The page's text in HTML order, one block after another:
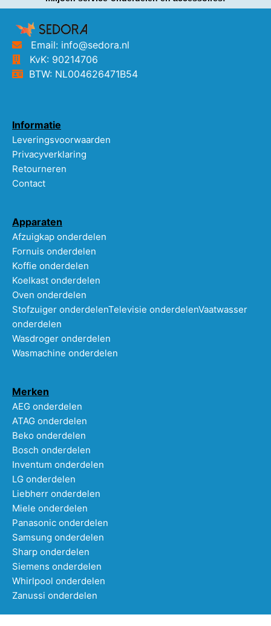
Email: info@sedora.nl
KvK: 90214706
BTW: NL004626471B54
Informatie
Leveringsvoorwaarden
Privacyverklaring
Retourneren
Contact
Apparaten
Afzuigkap onderdelen
Fornuis onderdelen
Koffie onderdelen
Koelkast onderdelen
Oven onderdelen
Stofzuiger onderdelenTelevisie onderdelenVaatwasser
onderdelen
Wasdroger onderdelen
Wasmachine onderdelen
Merken
AEG onderdelen
ATAG onderdelen
Beko onderdelen
Bosch onderdelen
Inventum onderdelen
LG onderdelen
Liebherr onderdelen
Miele onderdelen
Panasonic onderdelen
Samsung onderdelen
Sharp onderdelen
Siemens onderdelen
Whirlpool onderdelen
Zanussi onderdelen